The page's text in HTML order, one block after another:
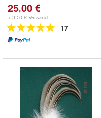
25,00 €
+ 3,50 € Versand
17